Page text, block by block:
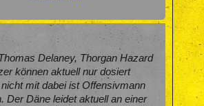
Delaney, Thorgan Hazard
können aktuell nur dosiert
mit dabei ist Offensivmann
Der Däne leidet aktuell an einer